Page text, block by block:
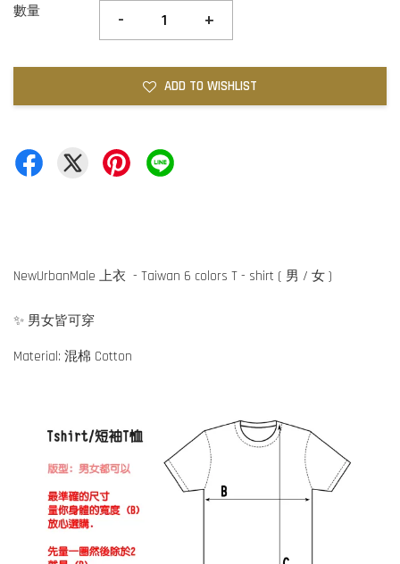
數量 - +
ADD TO WISHLIST
NewUrbanMale 上衣 - Taiwan 6 colors T - shirt ( 男 / 女 )
✨ 男女皆可穿
Material: 混棉 Cotton